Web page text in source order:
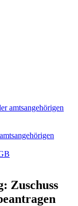
amtsangehörigen
Zuschuss